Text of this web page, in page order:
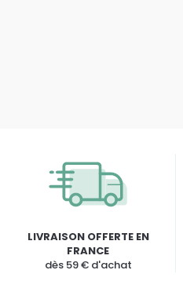
LIVRAISON OFFERTE EN
FRANCE
dès 59 € d'achat